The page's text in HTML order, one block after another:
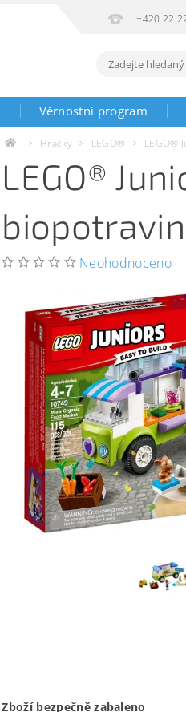
+420 22
Věrnostní program
Hračky LEGO® LEGO®
LEGO®
Neohodnoceno
Zboží bezpečně zabaleno